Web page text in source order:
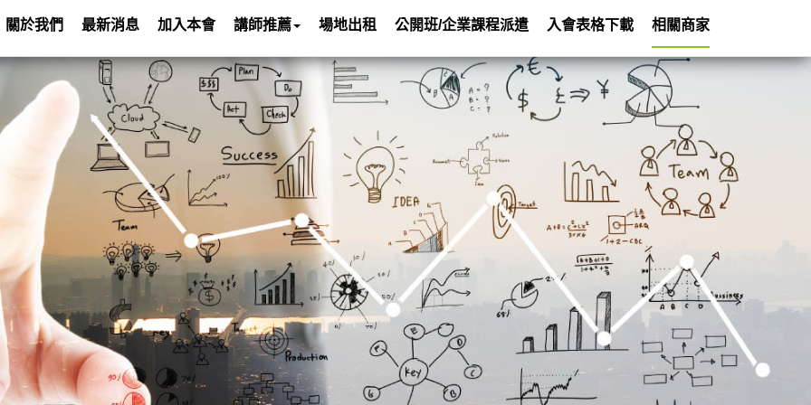
關於我們 最新消息 加入本會 講師推薦 場地出租 公開班/企業課程派遣 入會表格下載 相關商家